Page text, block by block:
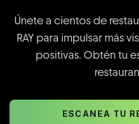
Únete a cientos de
RAY para impulsar más
positivas. Obtén tu
ESCANEA TU